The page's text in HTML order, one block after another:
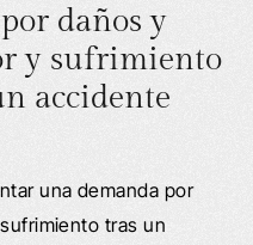
daños y
y sufrimiento
accidente
una demanda por
tras un